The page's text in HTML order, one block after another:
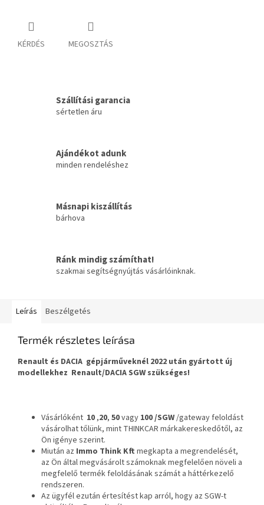
KÉRDÉS MEGOSZTÁS
Szállítási garancia
sértetlen áru
Ajándékot adunk
minden rendeléshez
Másnapi kiszállítás
bárhova
Ránk mindig számíthat!
szakmai segítségnyújtás vásárlóinknak.
Leírás Beszélgetés
Termék részletes leírása
Renault és DACIA gépjárműveknél 2022 után gyártott új
modellekhez Renault/DACIA SGW szükséges!
Vásárlóként 10,20, 50vagy 100 /SGW/gateway feloldást
vásárolhat tőlünk, mint THINKCAR márkakereskedőtől, az
Ön igénye szerint.
Miután az Immo Think Kft megkapta a megrendelését,
az Ön által megvásárolt számoknak megfelelően növeli a
megfelelő termék feloldásának számát a háttérkezelő
rendszeren.
Az ügyfél ezután értesítést kap arról, hogy az SGW-t